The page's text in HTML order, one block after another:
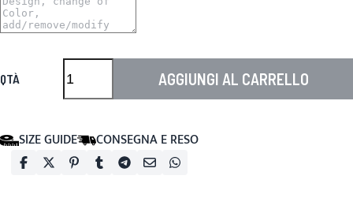
QTÀ AGGIUNGI AL CARRELLO
SIZE GUIDE CONSEGNA E RESO